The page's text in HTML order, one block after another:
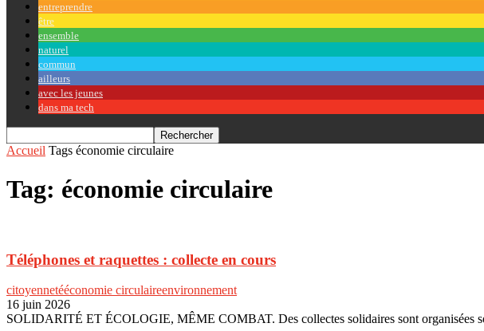
entreprendre
être
ensemble
naturel
commun
ailleurs
avec les jeunes
dans ma tech
Accueil Tags économie circulaire
Tag: économie circulaire
Téléphones et raquettes : collecte en cours
citoyennetééconomie circulaireenvironnement
16 juin 2026
SOLIDARITÉ ET ÉCOLOGIE, MÊME COMBAT. Des collectes solidaires sont organisées